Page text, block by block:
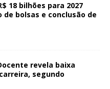
18 bilhões para 2027
bolsas e conclusão de
revela baixa
segundo